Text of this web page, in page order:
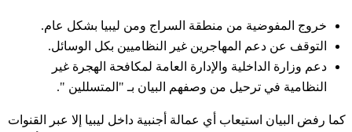
خروج المفوضية من منطقة السراج ومن ليبيا بشكل عام.
التوقف عن دعم المهاجرين غير النظاميين بكل الوسائل.
دعم وزارة الداخلية والإدارة العامة لمكافحة الهجرة غير
النظامية في ترحيل من وصفهم البيان بـ "المتسللين ".
كما رفض البيان استيعاب أي عمالة أجنبية داخل ليبيا إلا عبر القنوات